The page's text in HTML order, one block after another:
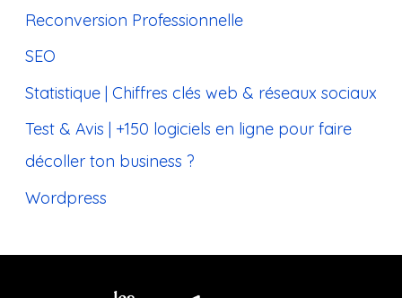
Reconversion Professionnelle
SEO
Statistique | Chiffres clés web & réseaux sociaux
Test & Avis | +150 logiciels en ligne pour faire
décoller ton business ?
Wordpress